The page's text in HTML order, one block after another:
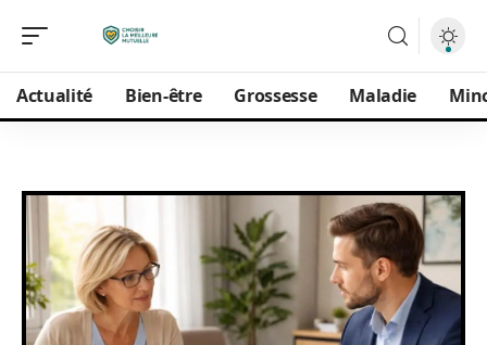
Actualité Bien-être Grossesse Maladie